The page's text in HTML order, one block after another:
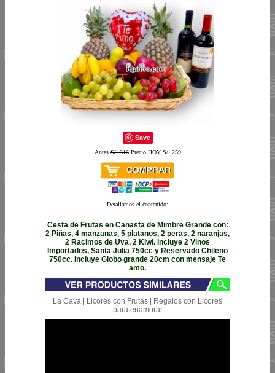
Save
AntesS/. 316Precio HOY S/. 259
Detallamos el contenido:
Cesta de Frutas en Canasta de Mimbre Grande con:
2 Piñas, 4 manzanas, 5 platanos, 2 peras, 2 naranjas,
2 Racimos de Uva, 2 Kiwi. Incluye 2 Vinos
Importados, Santa Julia 750cc y Reservado Chileno
750cc. Incluye Globo grande 20cm con mensaje Te
amo.
La Cava | Licores con Frutas | Regalos con Licores
para enamorar